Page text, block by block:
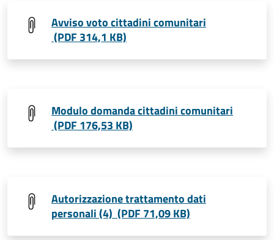
Avviso voto cittadini comunitari
(PDF 314,1 KB)
Modulo domanda cittadini comunitari
(PDF 176,53 KB)
Autorizzazione trattamento dati
personali (4) (PDF 71,09 KB)